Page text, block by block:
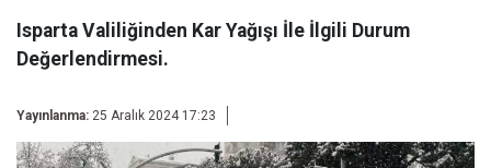
Isparta Valiliğinden Kar Yağışı İle İlgili Durum
Değerlendirmesi.
Yayınlanma: 25 Aralık 2024 17:23